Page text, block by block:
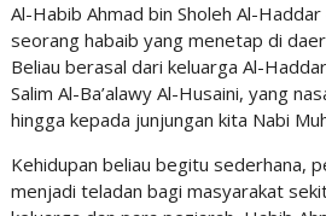
Al-Habib Ahmad bin Sholeh Al-
seorang habaib yang menetap di
Beliau berasal dari keluarga Al-
Salim Al-Ba’alawy Al-Husaini, yang
Kehidupan beliau begitu sederhana,
menjadi teladan bagi masyarakat